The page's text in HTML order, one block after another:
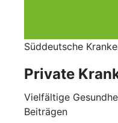
Süddeutsche
Private
Vielfältige
Beiträgen